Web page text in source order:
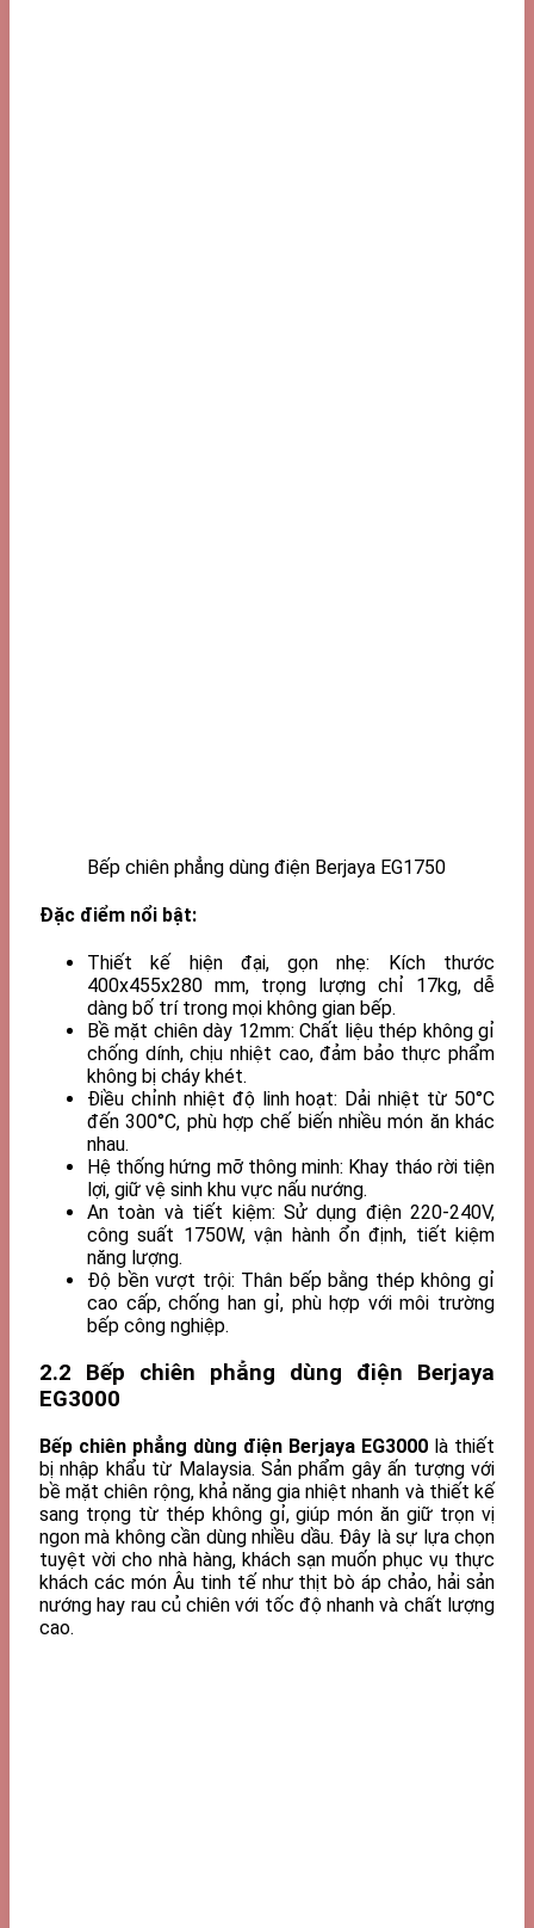
Bếp chiên phẳng dùng điện Berjaya EG1750
Đặc điểm nổi bật:
Thiết kế hiện đại, gọn nhẹ: Kích thước
400x455x280 mm, trọng lượng chỉ 17kg, dễ
dàng bố trí trong mọi không gian bếp.
Bề mặt chiên dày 12mm: Chất liệu thép không gỉ
chống dính, chịu nhiệt cao, đảm bảo thực phẩm
không bị cháy khét.
Điều chỉnh nhiệt độ linh hoạt: Dải nhiệt từ 50°C
đến 300°C, phù hợp chế biến nhiều món ăn khác
nhau.
Hệ thống hứng mỡ thông minh: Khay tháo rời tiện
lợi, giữ vệ sinh khu vực nấu nướng.
An toàn và tiết kiệm: Sử dụng điện 220-240V,
công suất 1750W, vận hành ổn định, tiết kiệm
năng lượng.
Độ bền vượt trội: Thân bếp bằng thép không gỉ
cao cấp, chống han gỉ, phù hợp với môi trường
bếp công nghiệp.
2.2 Bếp chiên phẳng dùng điện Berjaya
EG3000
Bếp chiên phẳng dùng điện Berjaya EG3000 là thiết
bị nhập khẩu từ Malaysia. Sản phẩm gây ấn tượng với
bề mặt chiên rộng, khả năng gia nhiệt nhanh và thiết kế
sang trọng từ thép không gỉ, giúp món ăn giữ trọn vị
ngon mà không cần dùng nhiều dầu. Đây là sự lựa chọn
tuyệt vời cho nhà hàng, khách sạn muốn phục vụ thực
khách các món Âu tinh tế như thịt bò áp chảo, hải sản
nướng hay rau củ chiên với tốc độ nhanh và chất lượng
cao.